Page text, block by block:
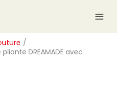
DREAMADE avec